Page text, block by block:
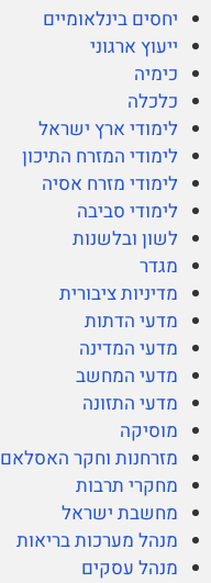
יחסים בינלאומיים
ייעוץ ארגוני
כימיה
כלכלה
לימודי ארץ ישראל
לימודי המזרח התיכון
לימודי מזרח אסיה
לימודי סביבה
לשון ובלשנות
מגדר
מדיניות ציבורית
מדעי הדתות
מדעי המדינה
מדעי המחשב
מדעי התזונה
מוסיקה
מזרחנות וחקר האסלאם
מחקרי תרבות
מחשבת ישראל
מנהל מערכות בריאות
מנהל עסקים